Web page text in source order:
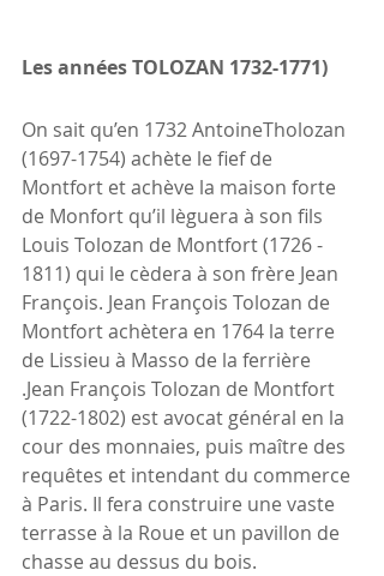
Les années TOLOZAN 1732-1771)
On sait qu’en 1732 AntoineTholozan
(1697-1754) achète le fief de
Montfort et achève la maison forte
de Monfort qu’il lèguera à son fils
Louis Tolozan de Montfort (1726 -
1811) qui le cèdera à son frère Jean
François. Jean François Tolozan de
Montfort achètera en 1764 la terre
de Lissieu à Masso de la ferrière
.Jean François Tolozan de Montfort
(1722-1802) est avocat général en la
cour des monnaies, puis maître des
requêtes et intendant du commerce
à Paris. Il fera construire une vaste
terrasse à la Roue et un pavillon de
chasse au dessus du bois.